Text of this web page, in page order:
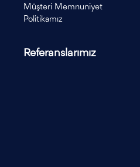
Müşteri Memnuniyet
Politikamız
Referanslarımız